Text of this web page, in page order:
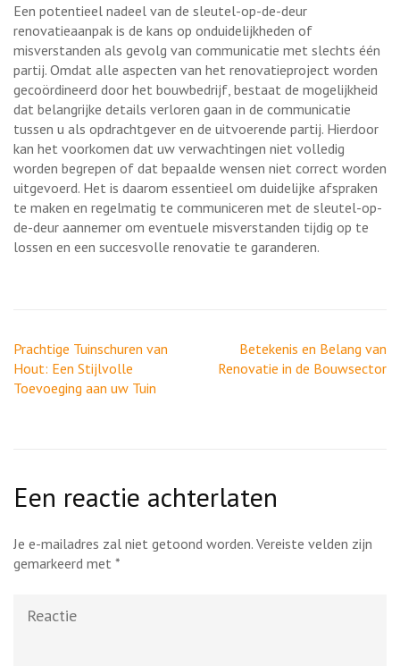
Een potentieel nadeel van de sleutel-op-de-deur
renovatieaanpak is de kans op onduidelijkheden of
misverstanden als gevolg van communicatie met slechts één
partij. Omdat alle aspecten van het renovatieproject worden
gecoördineerd door het bouwbedrijf, bestaat de mogelijkheid
dat belangrijke details verloren gaan in de communicatie
tussen u als opdrachtgever en de uitvoerende partij. Hierdoor
kan het voorkomen dat uw verwachtingen niet volledig
worden begrepen of dat bepaalde wensen niet correct worden
uitgevoerd. Het is daarom essentieel om duidelijke afspraken
te maken en regelmatig te communiceren met de sleutel-op-
de-deur aannemer om eventuele misverstanden tijdig op te
lossen en een succesvolle renovatie te garanderen.
Berichtnavigatie
Prachtige Tuinschuren van
Hout: Een Stijlvolle
Toevoeging aan uw Tuin
Betekenis en Belang van
Renovatie in de Bouwsector
Een reactie achterlaten
Je e-mailadres zal niet getoond worden. Vereiste velden zijn
gemarkeerd met *